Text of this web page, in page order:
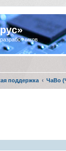
поддержка ЧаВо